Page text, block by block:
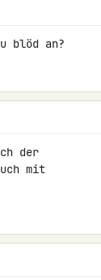
blöd an?
der
mit